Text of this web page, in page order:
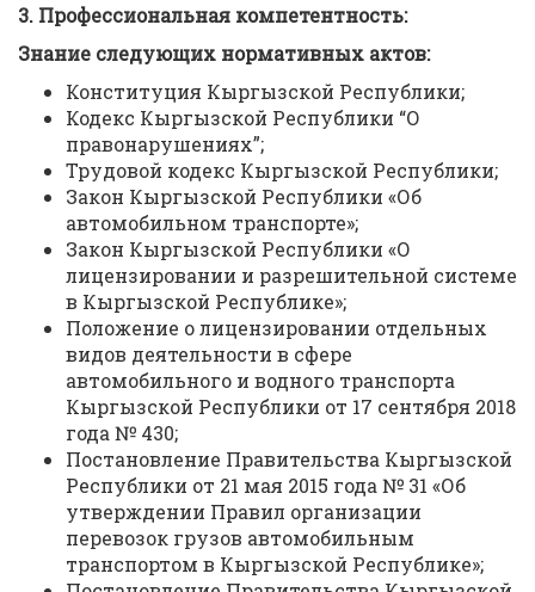
3. Профессиональная компетентность:
Знание следующих нормативных актов:
Конституция Кыргызской Республики;
Кодекс Кыргызской Республики “О
правонарушениях”;
Трудовой кодекс Кыргызской Республики;
Закон Кыргызской Республики «Об
автомобильном транспорте»;
Закон Кыргызской Республики «О
лицензировании и разрешительной системе
в Кыргызской Республике»;
Положение о лицензировании отдельных
видов деятельности в сфере
автомобильного и водного транспорта
Кыргызской Республики от 17 сентября 2018
года № 430;
Постановление Правительства Кыргызской
Республики от 21 мая 2015 года № 31 «Об
утверждении Правил организации
перевозок грузов автомобильным
транспортом в Кыргызской Республике»;